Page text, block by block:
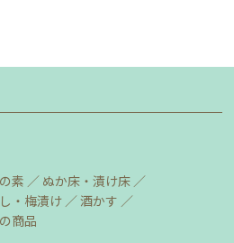
素
ぬか床・漬け床
・梅漬け
酒かす
商品